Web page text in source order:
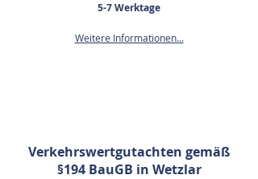
5-7 Werktage
Weitere Informationen...
Verkehrswertgutachten gemäß
§194 BauGB in Wetzlar